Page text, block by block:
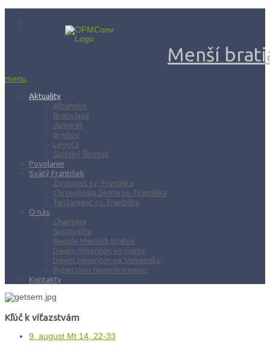
Menší
menu
Aktuality
Albánsko
Bratislava
Juniorát
Brehov
Levoča
Spišský Štvrtok
Povolanie
Svätý František
Životopis sv. Františka
Chronológia života sv. Františka
Testament sv. Františka
O nás
Charizma
Spiritualita
Regula Menších bratov
Dejiny minoritov vo svete
Dejiny minoritov na Slovensku
Rytierstvo Nepoškvrnenej
Kontakty
Kľúč k víťazstvám
9. august Mt 14, 22-33